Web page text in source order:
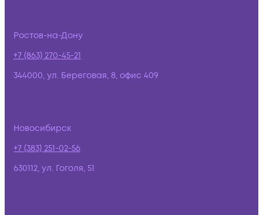
Ростов-на-Дону
+7 (863) 270-45-21
344000, ул. Береговая, 8, офис 409
Новосибирск
+7 (383) 251-02-56
630112, ул. Гоголя, 51